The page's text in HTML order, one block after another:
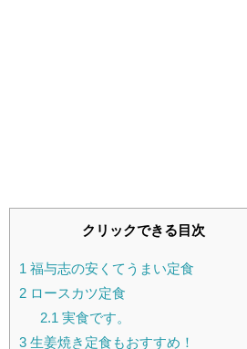
クリックできる目次
1 福与志の安くてうまい定食
2 ロースカツ定食
2.1 実食です。
3 生姜焼き定食もおすすめ！